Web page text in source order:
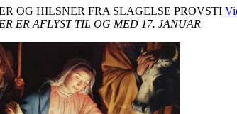
OG HILSNER FRA SLAGELSE PROVSTI
ER AFLYST TIL OG MED 17. JANUAR